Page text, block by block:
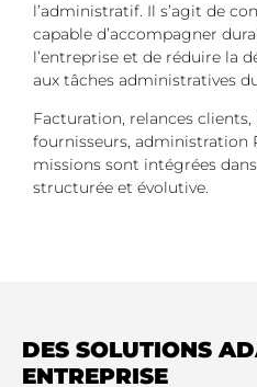
l’administratif. Il s’agit de
capable d’accompagner
l’entreprise et de réduire la
aux tâches administratives
Facturation, relances
fournisseurs, administration
missions sont intégrées
structurée et évolutive.
DES SOLUTIONS
ENTREPRISE